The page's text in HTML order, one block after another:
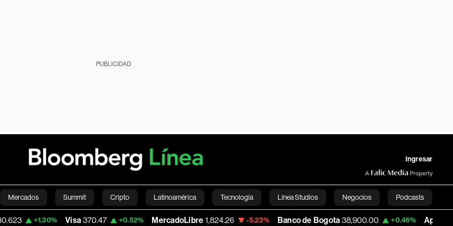
PUBLICIDAD
Ingresar
Mercados Summit Cripto Latinoamérica Tecnología Línea Studios Negocios Podcasts
Economía Estilo de vida Mundo Videos English
+1.30% Visa 370.47 +0.52% MercadoLibre 1,824.26 -5.23% Banco de Bogota 38,900.00 +0.46% Apple 312.53